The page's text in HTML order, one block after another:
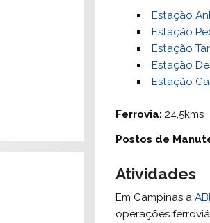
Estação
Estação
Estação
Estação
Estação
Ferrovia: 24,5kms
Postos de
Atividades
Em Campinas a
operações